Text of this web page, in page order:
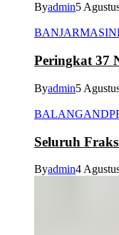
Byadmin5
BANJARMASIN
Peringkat 37
Byadmin5
BALANGAN
Seluruh
Byadmin4